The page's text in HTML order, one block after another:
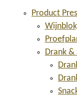
Product
Drank &